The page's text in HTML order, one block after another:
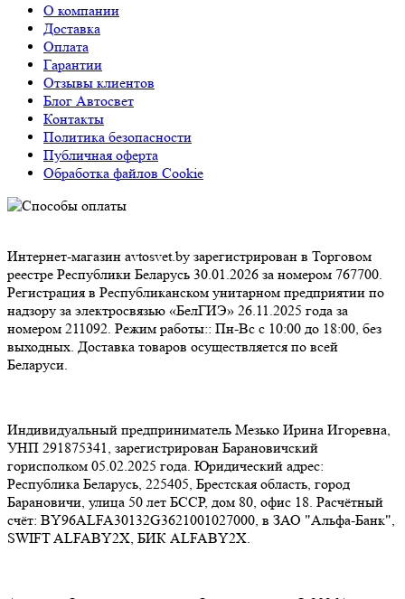
О компании
Доставка
Оплата
Гарантии
Отзывы клиентов
Блог Автосвет
Контакты
Политика безопасности
Публичная оферта
Обработка файлов Cookie
Интернет-магазин avtosvet.by зарегистрирован в Торговом
реестре Республики Беларусь 30.01.2026 за номером 767700.
Регистрация в Республиканском унитарном предприятии по
надзору за электросвязью «БелГИЭ» 26.11.2025 года за
номером 211092. Режим работы:: Пн-Вс с 10:00 до 18:00, без
выходных. Доставка товаров осуществляется по всей
Беларуси.
Индивидуальный предприниматель Мезько Ирина Игоревна,
УНП 291875341, зарегистрирован Барановичский
горисполком 05.02.2025 года. Юридический адрес:
Республика Беларусь, 225405, Брестская область, город
Барановичи, улица 50 лет БССР, дом 80, офис 18. Расчётный
счёт: BY96ALFA30132G3621001027000, в ЗАО "Альфа-Банк",
SWIFT ALFABY2X, БИК ALFABY2X.